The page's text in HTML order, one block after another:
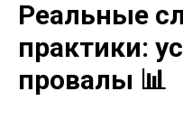
Реальные
практики:
провалы 📊